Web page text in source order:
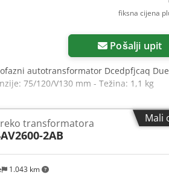
fiksna cijena
Pošalji upit
autotransformator Dcedpfjcaq
75/120/V130 mm - Težina: 1,1 kg
Mali
1.043 km
transformatora
2AB